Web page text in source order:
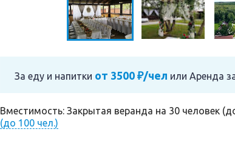
За еду и напитки от 3500 ₽/чел или Аренда
Вместимость: Закрытая веранда на 30 человек
(до 100 чел.)